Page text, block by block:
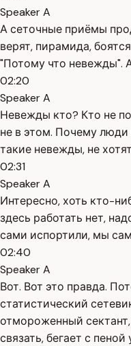
Speaker A
А сеточные приёмы
верят, пирамида,
"Потому что невежды".
02:20
Speaker A
Невежды кто? Кто не
не в этом. Почему
такие невежды, не
02:31
Speaker A
Интересно, хоть кто-
здесь работать нет,
сами испортили, мы
02:40
Speaker A
Вот. Вот это правда.
статистический
отмороженный
связать, бегает с